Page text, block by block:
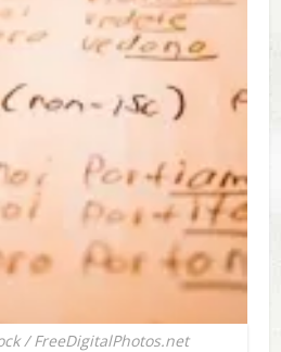
/ FreeDigitalPhotos.net